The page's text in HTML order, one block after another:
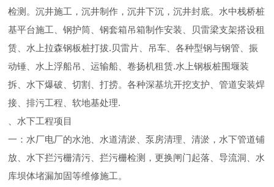
检测。沉井施工，沉井制作，沉井下沉，沉井封底。水中栈桥桩
基平台施工、钢护筒、钢套箱吊箱制作安装、贝雷梁支架搭设租
赁、水上拉森钢板桩打拔.贝雷片、吊车、各种型钢与钢管、振
动锤、水上浮船吊、运输船、卷扬机租赁.水上钢板桩围堰装
拆、水下爆破、切割、打捞。各种深基坑开挖支护、管道安装焊
接、排污工程、软地基处理.
、水下工程项目
一：水厂电厂的水池、水道清淤、泵房清理、清淤，水下管道铺
放、水下拦污栅清污、拦污栅检测，更换闸门起落、导流洞、水
库坝体堵漏加固等维修施工。